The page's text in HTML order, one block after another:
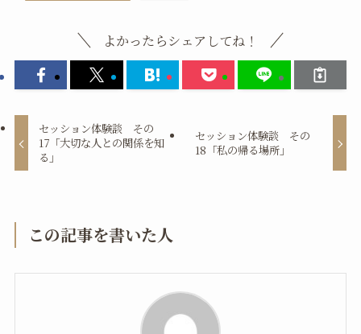
よかったらシェアしてね！
セッション体験談 その
17「大切な人との関係を知
る」
セッション体験談 その
18「私の帰る場所」
この記事を書いた人